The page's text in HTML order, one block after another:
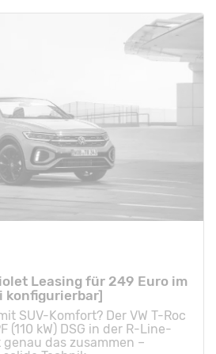
Leasing für 249 Euro im
konfigurierbar]
SUV-Komfort? Der VW T-Roc
(110 kW) DSG in der R-Line-
das zusammen –